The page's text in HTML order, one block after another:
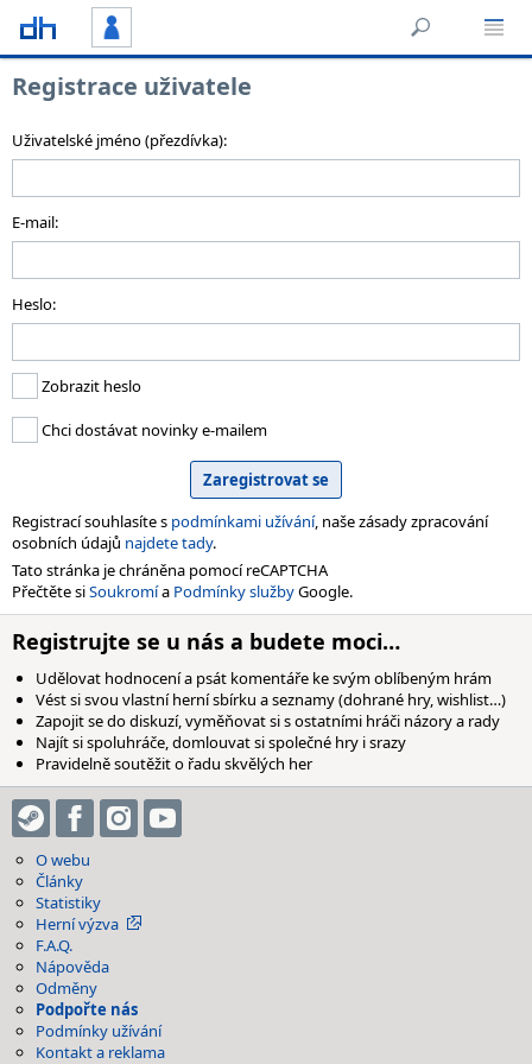
Registrace uživatele
Uživatelské jméno (přezdívka):
E-mail:
Heslo:
Zobrazit heslo
Chci dostávat novinky e-mailem
Registrací souhlasíte s podmínkami užívání, naše zásady zpracování
osobních údajů najdete tady.
Tato stránka je chráněna pomocí reCAPTCHA
Přečtěte siSoukromía Podmínky službyGoogle.
Registrujte se u nás a budete moci…
Udělovat hodnocení a psát komentáře ke svým oblíbeným hrám
Vést si svou vlastní herní sbírku a seznamy (dohrané hry, wishlist…)
Zapojit se do diskuzí, vyměňovat si s ostatními hráči názory a rady
Najít si spoluhráče, domlouvat si společné hry i srazy
Pravidelně soutěžit o řadu skvělých her
O webu
Články
Statistiky
Herní výzva
F.A.Q.
Nápověda
Odměny
Podpořte nás
Podmínky užívání
Kontakt a reklama